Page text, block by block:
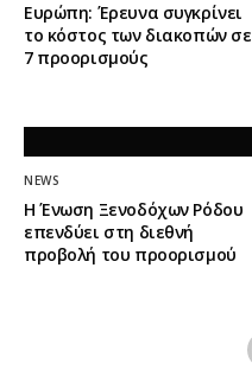
Ευρώπη: Έρευνα συγκρίνει
το κόστος των διακοπών σε
7 προορισμούς
NEWS
Η Ένωση Ξενοδόχων Ρόδου
επενδύει στη διεθνή
προβολή του προορισμού